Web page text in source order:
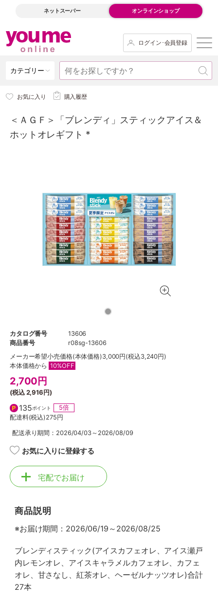
ネットスーパー オンラインショップ
ログイン･会員登録
カテゴリー
お気に入り 購入履歴
＜ＡＧＦ＞「ブレンディ」スティックアイス＆
ホットオレギフト *
カタログ番号
13606
商品番号
r08sg-13606
メーカー希望小売価格(本体価格)3,000円(税込3,240円)
本体価格から 10%OFF
2,700 円
(税込2,916円)
135ポイント
5倍
配達料(税込)275円
配送承り期間：2026/04/03～2026/08/09
お気に入りに登録する
宅配でお届け
商品説明
※お届け期間：2026/06/19～2026/08/25
ブレンディスティック(アイスカフェオレ、アイス瀬戸
内レモンオレ、アイスキャラメルカフェオレ、カフェ
オレ、甘さなし、紅茶オレ、ヘーゼルナッツオレ)合計
27本